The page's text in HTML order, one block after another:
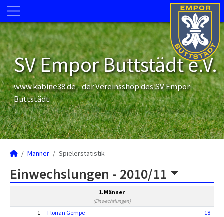
SV Empor Buttstädt e.V.
www.kabine38.de- der Vereinsshop des SV Empor
Buttstädt
Männer Spielerstatistik
Einwechslungen - 2010/11
1.Männer
(Einwechslungen)
1 Florian Gempe
18